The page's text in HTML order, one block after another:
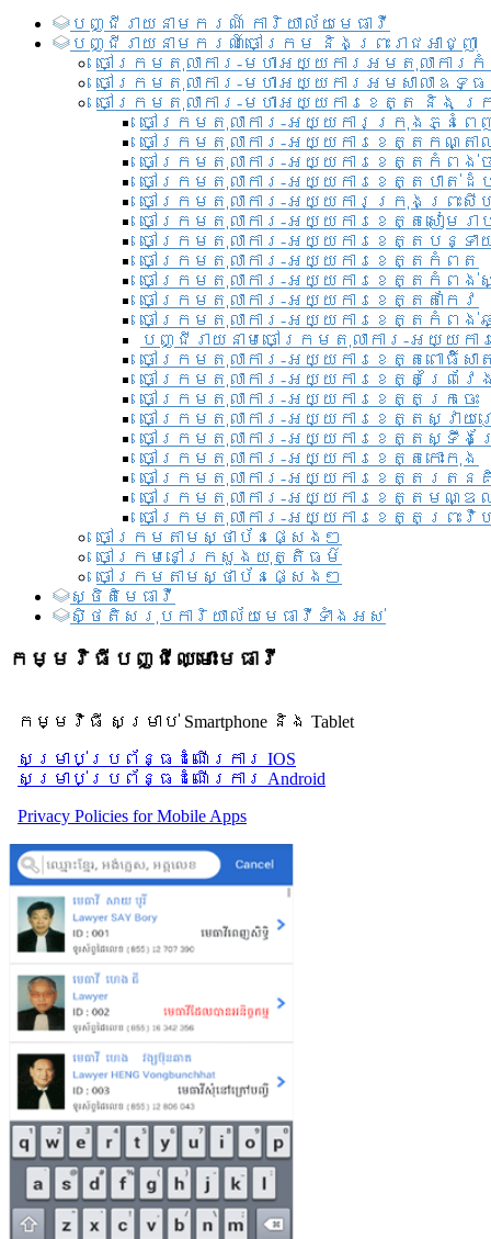
បញ្ជី​រាយ​នាមករណ៍ ការិយាល័យ​មេធាវី​
បញ្ជី​រាយ​នាមករណ៍​ចៅក្រម និងព្រះរាជអាជ្ញា
ចៅក្រមតុលាការ-មហាអយ្យការអមតុលាការ
ចៅក្រមតុលាការ-មហាអយ្យការអមសាលាឧទ្
ចៅក្រមតុលាការ-មហាអយ្យការខេត្ត និង ក្
ចៅក្រមតុលាការ-អយ្យការក្រុងភ្នំពេ
ចៅក្រមតុលាការ-អយ្យការខេត្តកណ្តា
ចៅក្រមតុលាការ-អយ្យការខេត្តកំពង់ច
ចៅក្រមតុលាការ-អយ្យការខេត្តបាត់ដំ
ចៅក្រមតុលាការ-អយ្យការ​ក្រុងព្រះសី
ចៅក្រមតុលាការ-អយ្យការខេត្តសៀមរា
ចៅក្រមតុលាការ-អយ្យការខេត្តបន្ទា
ចៅក្រមតុលាការ-អយ្យការខេត្តកំពត
ចៅក្រមតុលាការ-អយ្យការខេត្តកំពង់
ចៅក្រមតុលាការ-អយ្យការខេត្តតាកែវ
ចៅក្រមតុលាការ-អយ្យការខេត្តកំពង់
បញ្ជីរាយនាមចៅក្រមតុលាការ-អយ្យក
ចៅក្រមតុលាការ-អយ្យការខេត្តពោធិ៍សា
ចៅក្រមតុលាការ-អយ្យការខេត្តព្រៃវែ
ចៅក្រមតុលាការ-អយ្យការខេត្តក្រចេះ
ចៅក្រមតុលាការ-អយ្យការខេត្តស្វាយ
ចៅក្រមតុលាការ-អយ្យការខេត្តស្ទឹង
ចៅក្រមតុលាការ-អយ្យការខេត្តកោះកុង
ចៅក្រមតុលាការ-អយ្យការខេត្តរតន
ចៅក្រមតុលាការ-អយ្យការខេត្តមណ្
ចៅក្រមតុលាការ-អយ្យការខេត្តព្រះវិហ
ចៅក្រមតាមស្ថាប័នផ្សេងៗ
ចៅក្រមនៅក្រសួងយុត្តិធម៌
ចៅក្រមតាមស្ថាប័នផ្សេងៗ
ស្ថិតិមេធាវី
សិ្ថតិសរុបការិយាល័យមេធាវីទាំងអស់​
កម្មវិធីបញ្ជីឈ្មោះមេធាវី
កម្មវិធី សម្រាប់ Smartphone និង Tablet
សម្រាប់​ប្រព័ន្ធដំណើរការ IOS
សម្រាប់​ប្រព័ន្ធដំណើរការ Android
Privacy Policies for Mobile Apps